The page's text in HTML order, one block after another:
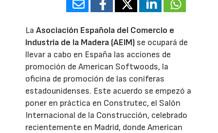
LaAsociación Española del Comercio e
Industria de la Madera (AEIM) se ocupará de
llevar a cabo en España las acciones de
promoción de American Softwoods, la
oficina de promoción de las coníferas
estadounidenses. Este acuerdo se empezó a
poner en práctica en Construtec, el Salón
Internacional de la Construcción, celebrado
recientemente en Madrid, donde American